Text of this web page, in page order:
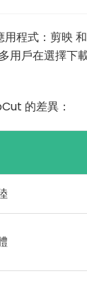
程式：剪映
戶在選擇下
的差異：